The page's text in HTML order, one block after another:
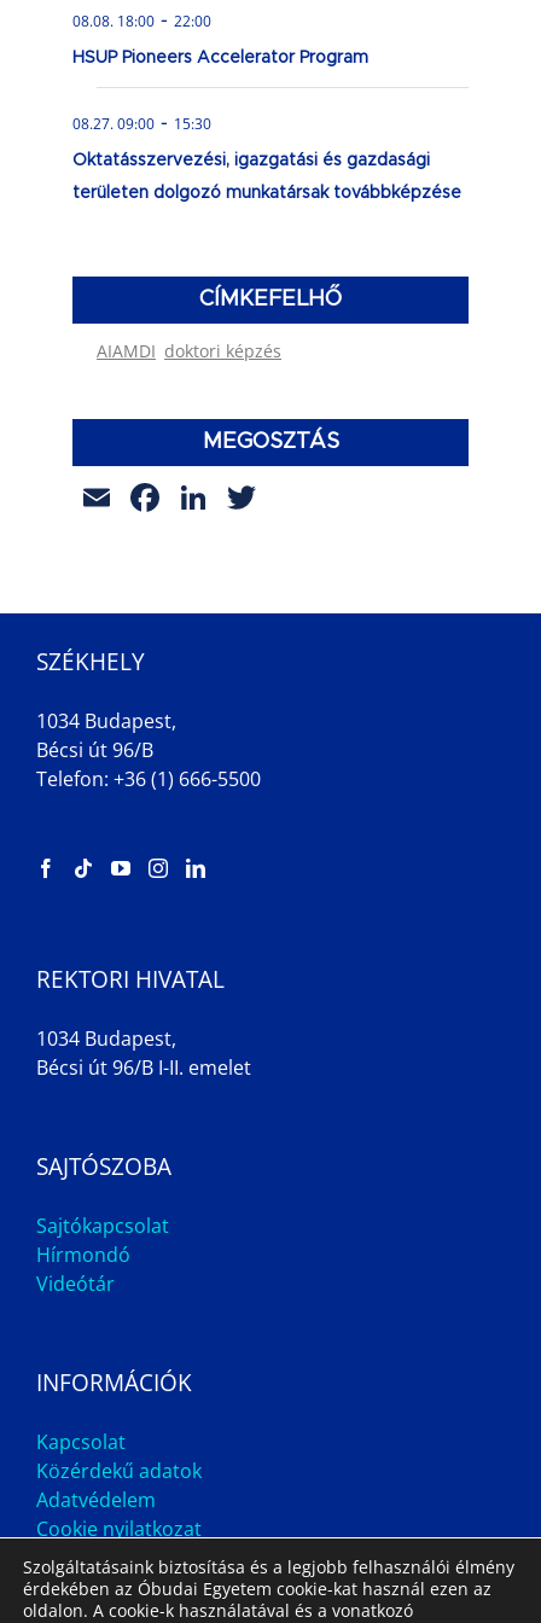
08.08. 18:00 - 22:00
HSUP Pioneers Accelerator Program
08.27. 09:00 - 15:30
Oktatásszervezési, igazgatási és gazdasági
területen dolgozó munkatársak továbbképzése
CÍMKEFELHŐ
AIAMDI doktori képzés
MEGOSZTÁS
EmailFacebook
LinkedIn
SZÉKHELY
1034 Budapest,
Bécsi út 96/B
Telefon: +36 (1) 666-5500
REKTORI HIVATAL
1034 Budapest,
Bécsi út 96/B I-II. emelet
SAJTÓSZOBA
Sajtókapcsolat
Hírmondó
Videótár
INFORMÁCIÓK
Kapcsolat
Közérdekű adatok
Adatvédelem
Cookie nyilatkozat
Szolgáltatásaink biztosítása és a legjobb felhasználói élmény
érdekében az Óbudai Egyetem cookie-kat használ ezen az
oldalon. A cookie-k használatával és a vonatkozó